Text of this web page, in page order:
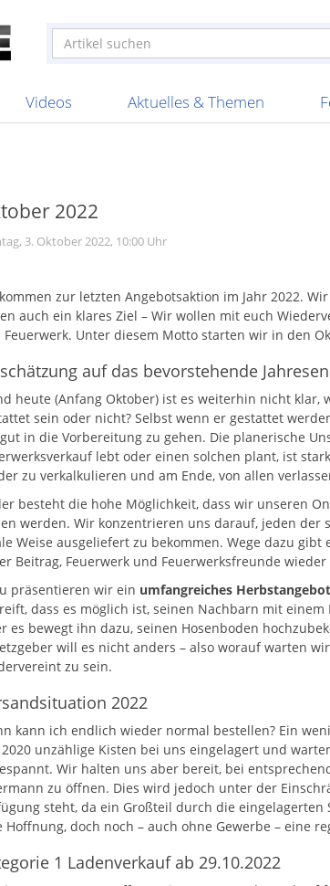
Schallerzeuger P1
Feuerwerk T1
Videos
Knallkörper
Batterien
Aktuelles & Themen
Impressionen Ladenverkauf 2024
20 Jahre Feuerwerksvitrine
Fireworks Apel Feuerwerk
BKV Vuurwerk
Bestellschluss
Altersnachweis
2022
3. Oktober 2022, 10:00 Uhr
zur letzten Angebotsaktion im Jahr 2022.
auch ein klares Ziel – Wir wollen mit euch
Feuerwerk. Unter diesem Motto starten wir in den
auf das bevorstehende
heute (Anfang Oktober) ist es weiterhin nicht klar,
sein oder nicht? Selbst wenn er gestattet
in die Vorbereitung zu gehen. Die planerische
lebt oder einen solchen plant, ist
zu verkalkulieren und am Ende, von allen
besteht die hohe Möglichkeit, dass wir unseren
werden. Wir konzentrieren uns darauf, jeden der
Weise ausgeliefert zu bekommen. Wege dazu
Beitrag, Feuerwerk und Feuerwerksfreunde
präsentieren wir ein umfangreiches Herbstangebot
dass es möglich ist, seinen Nachbarn mit
es bewegt ihn dazu, seinen Hosenboden
will es nicht anders – also worauf warten
zu sein.
2022
kann ich endlich wieder normal bestellen? Ein
unzählige Kisten bei uns eingelagert und
Wir halten uns aber bereit, bei
zu öffnen. Dies wird jedoch unter der
steht, da ein Großteil durch die
Hoffnung, doch noch – auch ohne Gewerbe – eine
1 Ladenverkauf ab 29.10.2022